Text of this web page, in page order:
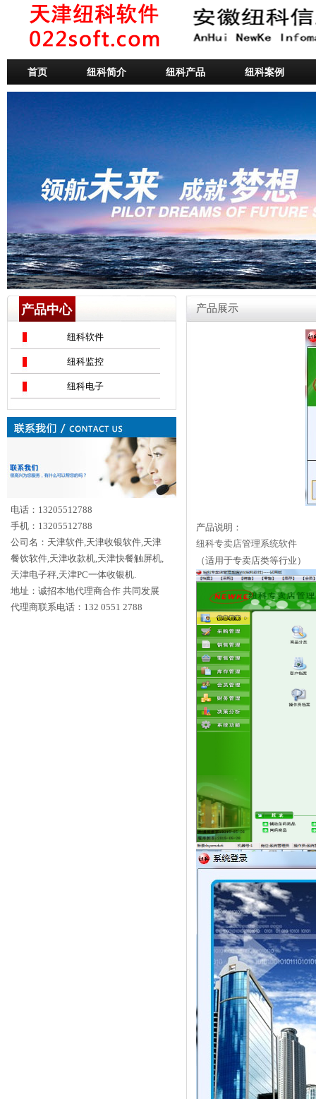
首页 纽科简介 纽科产品 纽科案例
产品中心
纽科软件
纽科监控
纽科电子
电话：13205512788
手机：13205512788
公司名：天津软件,天津收银软件,天津
餐饮软件,天津收款机,天津快餐触屏机,
天津电子秤,天津PC一体收银机.
地址：诚招本地代理商合作 共同发展
代理商联系电话：132 0551 2788
产品展示
产品说明：
纽科专卖店管理系统软件
（适用于专卖店类等行业）